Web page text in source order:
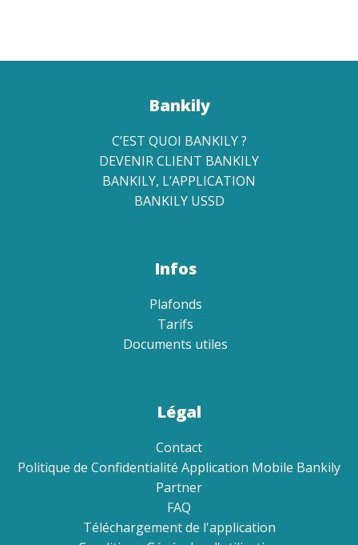
Bankily
C’EST QUOI BANKILY ?
DEVENIR CLIENT BANKILY
BANKILY, L’APPLICATION
BANKILY USSD
Infos
Plafonds
Tarifs
Documents utiles
Légal
Contact
Politique de Confidentialité Application Mobile Bankily
Partner
FAQ
Téléchargement de l'application